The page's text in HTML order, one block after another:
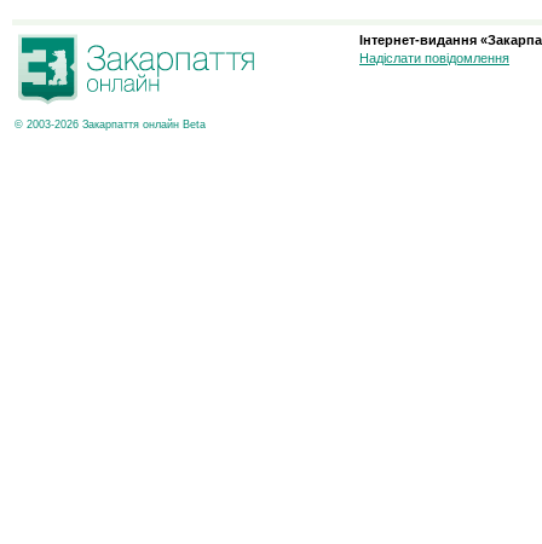
© 2003-2026 Закарпаття онлайн Beta
Інтернет-видання
Надіслати повідомлення